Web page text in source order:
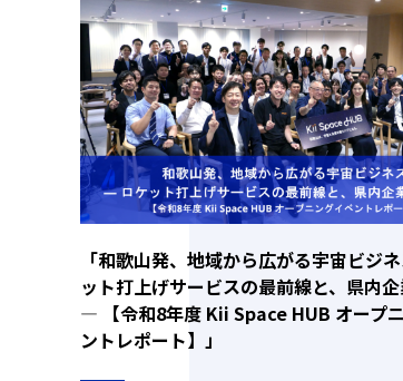
「和歌山発、地域から広がる宇宙ビジ
ット打上げサービスの最前線と、県内
― 【令和8年度 Kii Space HUB オープ
ントレポート】」